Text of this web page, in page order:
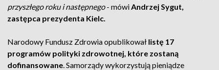
przyszłego roku i następnego- mówiAndrzej Sygut,
zastępca prezydenta Kielc.
Narodowy Fundusz Zdrowia opublikował listę 17
programów polityki zdrowotnej, które zostaną
dofinansowane. Samorządy wykorzystują pieniądze